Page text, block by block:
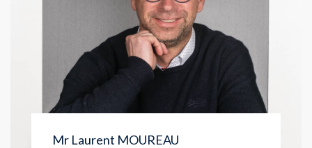
Mr Laurent MOUREAU